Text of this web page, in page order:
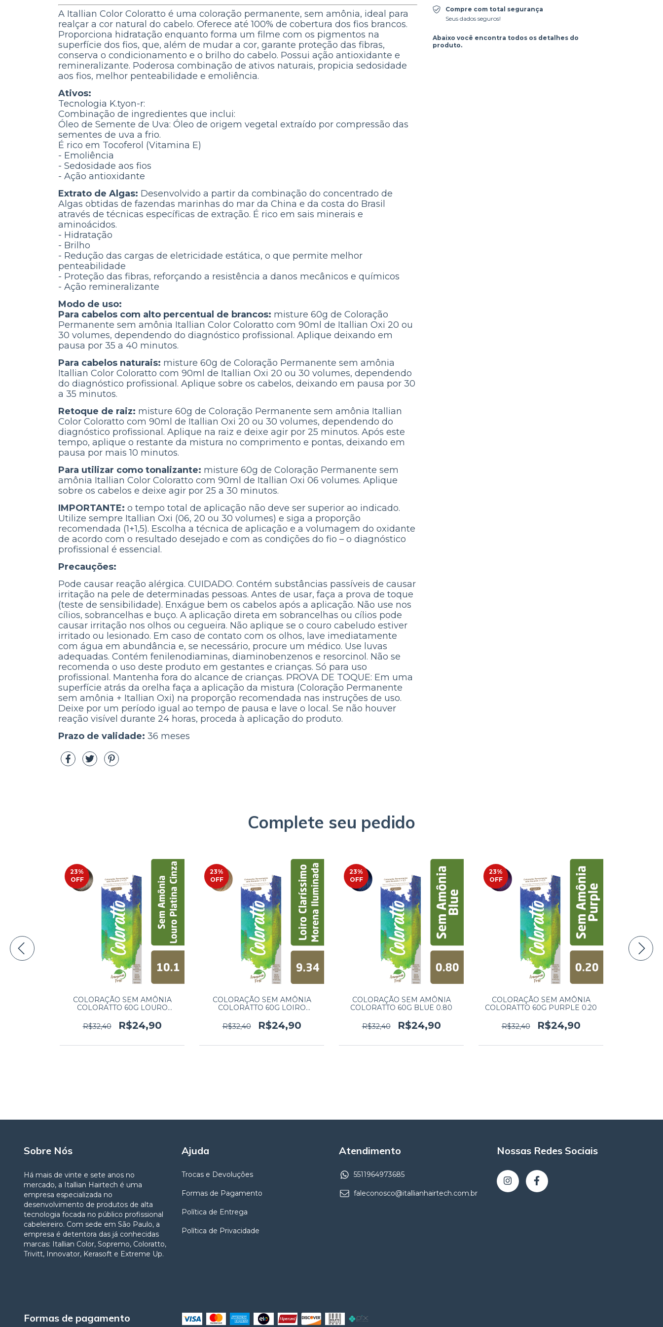
A Itallian Color Coloratto é uma coloração permanente, sem amônia, ideal para
realçar a cor natural do cabelo. Oferece até 100% de cobertura dos fios brancos.
Proporciona hidratação enquanto forma um filme com os pigmentos na
superfície dos fios, que, além de mudar a cor, garante proteção das fibras,
conserva o condicionamento e o brilho do cabelo. Possui ação antioxidante e
remineralizante. Poderosa combinação de ativos naturais, propicia sedosidade
aos fios, melhor penteabilidade e emoliência.
Ativos:
Tecnologia K.tyon-r:
Combinação de ingredientes que inclui:
Óleo de Semente de Uva: Óleo de origem vegetal extraído por compressão das
sementes de uva a frio.
É rico em Tocoferol (Vitamina E)
- Emoliência
- Sedosidade aos fios
- Ação antioxidante
Extrato de Algas: Desenvolvido a partir da combinação do concentrado de
Algas obtidas de fazendas marinhas do mar da China e da costa do Brasil
através de técnicas específicas de extração. É rico em sais minerais e
aminoácidos.
- Hidratação
- Brilho
- Redução das cargas de eletricidade estática, o que permite melhor
penteabilidade
- Proteção das fibras, reforçando a resistência a danos mecânicos e químicos
- Ação remineralizante
Modo de uso:
Para cabelos com alto percentual de brancos: misture 60g de Coloração
Permanente sem amônia Itallian Color Coloratto com 90ml de Itallian Oxi 20 ou
30 volumes, dependendo do diagnóstico profissional. Aplique deixando em
pausa por 35 a 40 minutos.
Para cabelos naturais: misture 60g de Coloração Permanente sem amônia
Itallian Color Coloratto com 90ml de Itallian Oxi 20 ou 30 volumes, dependendo
do diagnóstico profissional. Aplique sobre os cabelos, deixando em pausa por 30
a 35 minutos.
Retoque de raiz: misture 60g de Coloração Permanente sem amônia Itallian
Color Coloratto com 90ml de Itallian Oxi 20 ou 30 volumes, dependendo do
diagnóstico profissional. Aplique na raiz e deixe agir por 25 minutos. Após este
tempo, aplique o restante da mistura no comprimento e pontas, deixando em
pausa por mais 10 minutos.
Para utilizar como tonalizante: misture 60g de Coloração Permanente sem
amônia Itallian Color Coloratto com 90ml de Itallian Oxi 06 volumes. Aplique
sobre os cabelos e deixe agir por 25 a 30 minutos.
IMPORTANTE: o tempo total de aplicação não deve ser superior ao indicado.
Utilize sempre Itallian Oxi (06, 20 ou 30 volumes) e siga a proporção
recomendada (1+1,5). Escolha a técnica de aplicação e a volumagem do oxidante
de acordo com o resultado desejado e com as condições do fio – o diagnóstico
profissional é essencial.
Precauções:
Pode causar reação alérgica. CUIDADO. Contém substâncias passíveis de causar
irritação na pele de determinadas pessoas. Antes de usar, faça a prova de toque
(teste de sensibilidade). Enxágue bem os cabelos após a aplicação. Não use nos
cílios, sobrancelhas e buço. A aplicação direta em sobrancelhas ou cílios pode
causar irritação nos olhos ou cegueira. Não aplique se o couro cabeludo estiver
irritado ou lesionado. Em caso de contato com os olhos, lave imediatamente
com água em abundância e, se necessário, procure um médico. Use luvas
adequadas. Contém fenilenodiaminas, diaminobenzenos e resorcinol. Não se
recomenda o uso deste produto em gestantes e crianças. Só para uso
profissional. Mantenha fora do alcance de crianças. PROVA DE TOQUE: Em uma
superfície atrás da orelha faça a aplicação da mistura (Coloração Permanente
sem amônia + Itallian Oxi) na proporção recomendada nas instruções de uso.
Deixe por um período igual ao tempo de pausa e lave o local. Se não houver
reação visível durante 24 horas, proceda à aplicação do produto.
Prazo de validade: 36 meses
Compre com total segurança
Seus dados seguros!
Abaixo você encontra todos os detalhes do
produto.
Complete seu pedido
23%
OFF
COLORAÇÃO SEM AMÔNIA
COLORATTO 60G LOURO
R$32,40
R$24,90
23%
OFF
COLORAÇÃO SEM AMÔNIA
COLORATTO 60G LOIRO
ILUMINADA 9.34
R$32,40 R$24,90
23%
OFF
COLORAÇÃO SEM AMÔNIA
COLORATTO 60G BLUE 0.80
R$32,40 R$24,90
23%
OFF
COLORAÇÃO SEM AMÔNIA
COLORATTO 60G PURPLE 0.20
R$32,40 R$24,90
Sobre Nós
Há mais de vinte e sete anos no
mercado, a Itallian Hairtech é uma
empresa especializada no
desenvolvimento de produtos de alta
tecnologia focada no público profissional
cabeleireiro. Com sede em São Paulo, a
empresa é detentora das já conhecidas
marcas: Itallian Color, Sopremo, Coloratto,
Trivitt, Innovator, Kerasoft e Extreme Up.
Ajuda
Trocas e Devoluções
Formas de Pagamento
Política de Entrega
Política de Privacidade
Atendimento
5511964973685
faleconosco@itallianhairtech.com.br
Nossas Redes Sociais
Formas de pagamento